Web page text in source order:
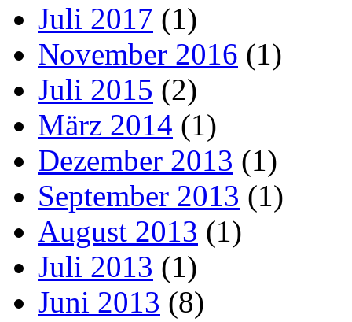
Juli 2017 (1)
November 2016 (1)
Juli 2015 (2)
März 2014 (1)
Dezember 2013 (1)
September 2013 (1)
August 2013 (1)
Juli 2013 (1)
Juni 2013 (8)